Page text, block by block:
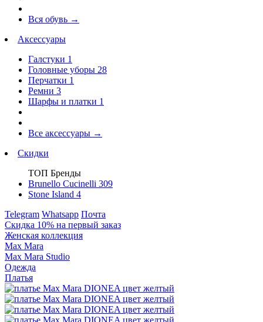
Вся обувь →
Аксессуары
Галстуки 1
Головные уборы 28
Перчатки 1
Ремни 3
Шарфы и платки 1
Все аксессуары →
Скидки
ТОП Бренды
Brunello Cucinelli 309
Stone Island 4
Telegram Whatsapp Почта
Скидка 10% на первый заказ
Женская коллекция
Max Mara
Max Mara Studio
Одежда
Платья